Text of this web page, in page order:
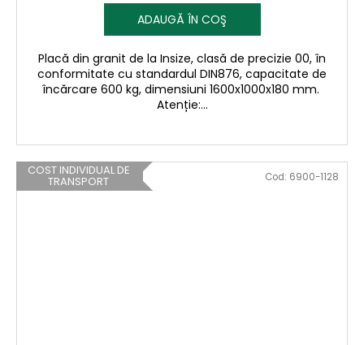
ADAUGĂ ÎN COŞ
Placă din granit de la Insize, clasă de precizie 00, în
conformitate cu standardul DIN876, capacitate de
încărcare 600 kg, dimensiuni 1600x1000x180 mm.
Atenție:...
COST INDIVIDUAL DE
TRANSPORT Cod: 6900-1128